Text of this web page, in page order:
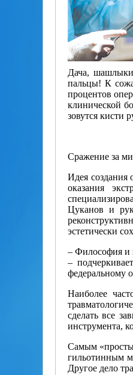
Дача,
пальцы! К
процентов
клинической
зовутся кисти
Сражение за
Идея создания
оказания
Цуканов и
эстетически
– Философия и
–
федеральному
Наиболее
сделать все
инструмента,
Самым
гильотинным
Другое дело